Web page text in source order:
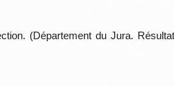
(Département du Jura.